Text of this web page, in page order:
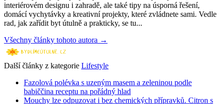
interiérovém designu i zahradě, ale také tipy na úsporná řešení,
domácí vychytávky a kreativní projekty, které zvládnete sami. Vedle
rad, jak zařídit byt útulně a prakticky, se tu...
Všechny články tohoto autora →
Další články z kategorie Lifestyle
Fazolová polévka s uzeným masem a zeleninou podle
babiččina receptu na pořádný hlad
Mouchy lze odpuzovat i bez chemických přípravků. Citron s